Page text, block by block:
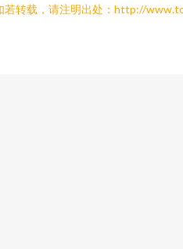
若转载，请注明出处：http://